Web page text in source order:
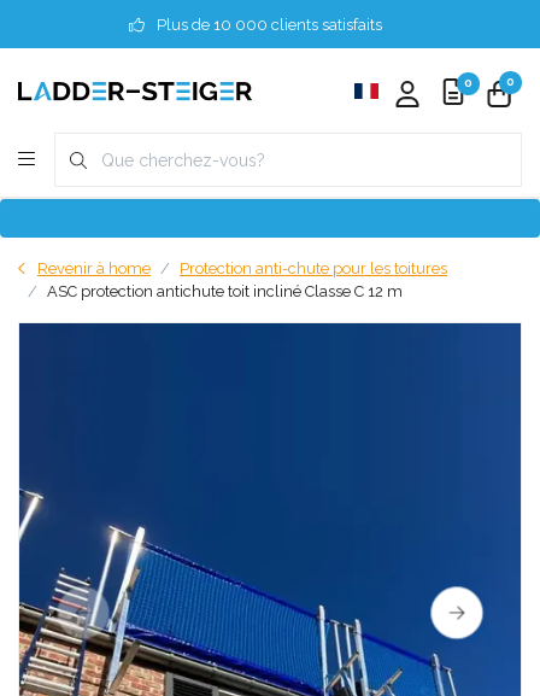
Plus de 10 000 clients satisfaits
0 0
Revenir à home
Protection anti-chute pour les toitures
ASC protection antichute toit incliné Classe C 12 m